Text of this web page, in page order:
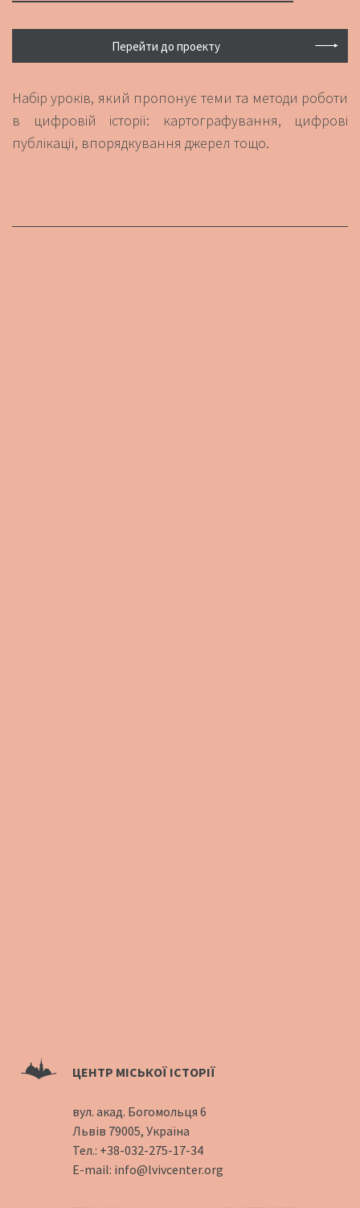
Перейти до проекту
Набір уроків, який пропонує теми та методи роботи
в цифровій історії: картографування, цифрові
публікації, впорядкування джерел тощо.
ЦЕНТР МІСЬКОЇ ІСТОРІЇ
вул. акад. Богомольця 6
Львів 79005, Україна
Тел.: +38-032-275-17-34
E-mail: info@lvivcenter.org